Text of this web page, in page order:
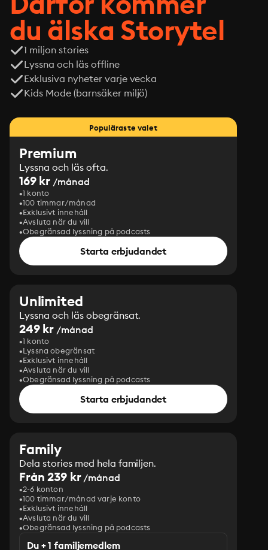
du älska Storytel
1 miljon stories
Lyssna och läs offline
Exklusiva nyheter varje vecka
Kids Mode (barnsäker miljö)
Populäraste valet
Premium
Lyssna och läs ofta.
169 kr /månad
1 konto
100 timmar/månad
Exklusivt innehåll
Avsluta när du vill
Obegränsad lyssning på podcasts
Starta erbjudandet
Unlimited
Lyssna och läs obegränsat.
249 kr /månad
1 konto
Lyssna obegränsat
Exklusivt innehåll
Avsluta när du vill
Obegränsad lyssning på podcasts
Starta erbjudandet
Family
Dela stories med hela familjen.
Från 239 kr/månad
2-6 konton
100 timmar/månad varje konto
Exklusivt innehåll
Avsluta när du vill
Obegränsad lyssning på podcasts
Du + 1 familjemedlem